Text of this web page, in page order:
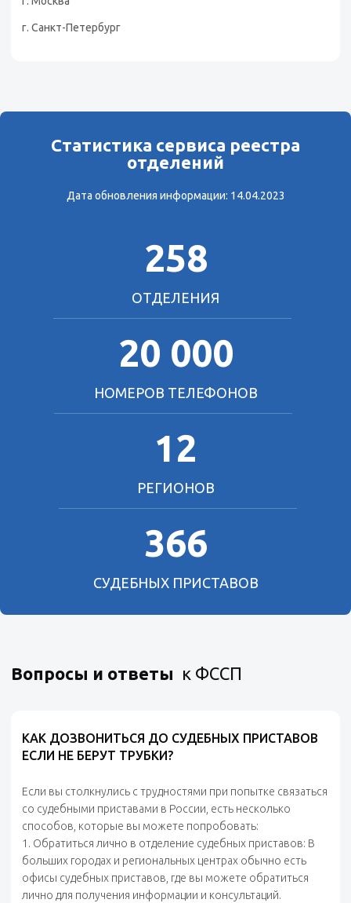
г. Санкт-Петербург
Статистика сервиса реестра
отделений
Дата обновления информации: 14.04.2023
258
ОТДЕЛЕНИЯ
20 000
НОМЕРОВ ТЕЛЕФОНОВ
12
РЕГИОНОВ
366
СУДЕБНЫХ ПРИСТАВОВ
Вопросы и ответы к ФССП
КАК ДОЗВОНИТЬСЯ ДО СУДЕБНЫХ ПРИСТАВОВ
ЕСЛИ НЕ БЕРУТ ТРУБКИ?
Если вы столкнулись с трудностями при попытке связаться
со судебными приставами в России, есть несколько
способов, которые вы можете попробовать:
1. Обратиться лично в отделение судебных приставов: В
больших городах и региональных центрах обычно есть
офисы судебных приставов, где вы можете обратиться
лично для получения информации и консультаций.